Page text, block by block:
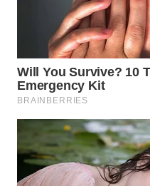
KARO
WN
SIMALUNGUN
WN
LABUHANBATU